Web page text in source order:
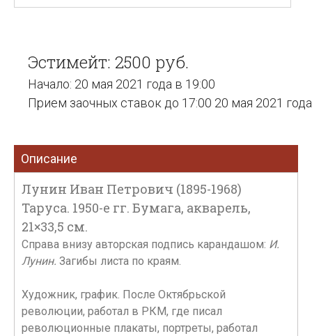
Эстимейт: 2500 руб.
Начало: 20 мая 2021 года в 19:00
Прием заочных ставок до 17:00 20 мая 2021 года
Описание
Лунин Иван Петрович (1895-1968)
Таруса. 1950-е гг. Бумага, акварель,
21×33,5 см.
Справа внизу авторская подпись карандашом: И.
Лунин. Загибы листа по краям.
Художник, график. После Октябрьской
революции, работал в РКМ, где писал
революционные плакаты, портреты, работал